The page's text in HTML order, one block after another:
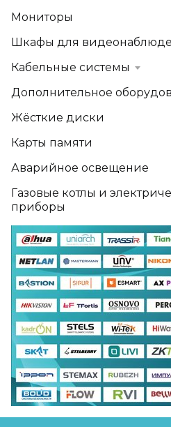
Мониторы
Шкафы для
Кабельные системы
Дополнительное
Жёсткие диски
Карты памяти
Аварийное освещение
Газовые котлы и
приборы